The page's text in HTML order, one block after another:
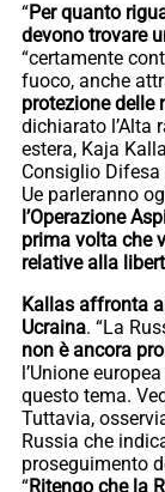
“Per quanto
devono trovare
“certamente
fuoco, anche
protezione delle
dichiarato l’Alta
estera, Kaja
Consiglio Difesa
Ue parleranno
l’Operazione
prima volta che
relative alla
Kallas affronta
Ucraina. “La
non è ancora
l’Unione
questo tema.
Tuttavia,
Russia che
proseguimento
“Ritengo che la